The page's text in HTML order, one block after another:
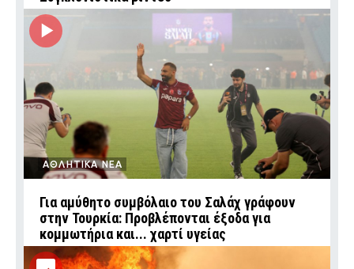
ΑΘΛΗΤΙΚΑ ΝΕΑ
Για αμύθητο συμβόλαιο του Σαλάχ γράφουν
στην Τουρκία: Προβλέπονται έξοδα για
κομμωτήρια και... χαρτί υγείας